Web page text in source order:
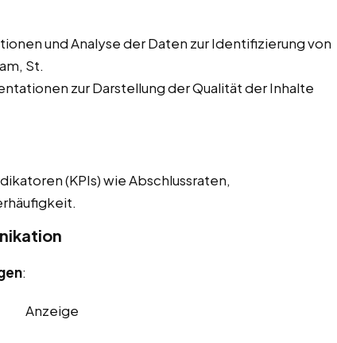
und Analyse der Daten zur Identifizierung von
St.
zur Darstellung der Qualität der Inhalte
(KPIs) wie Abschlussraten,
:
Anzeige